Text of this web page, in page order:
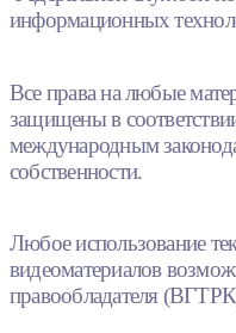
информационных
Все права на любые
защищены в
международным
собственности.
Любое использование
видеоматериалов
правообладателя